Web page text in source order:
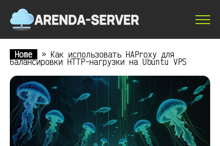
Home » Как использовать HAProxy для
балансировки HTTP-нагрузки на Ubuntu VPS